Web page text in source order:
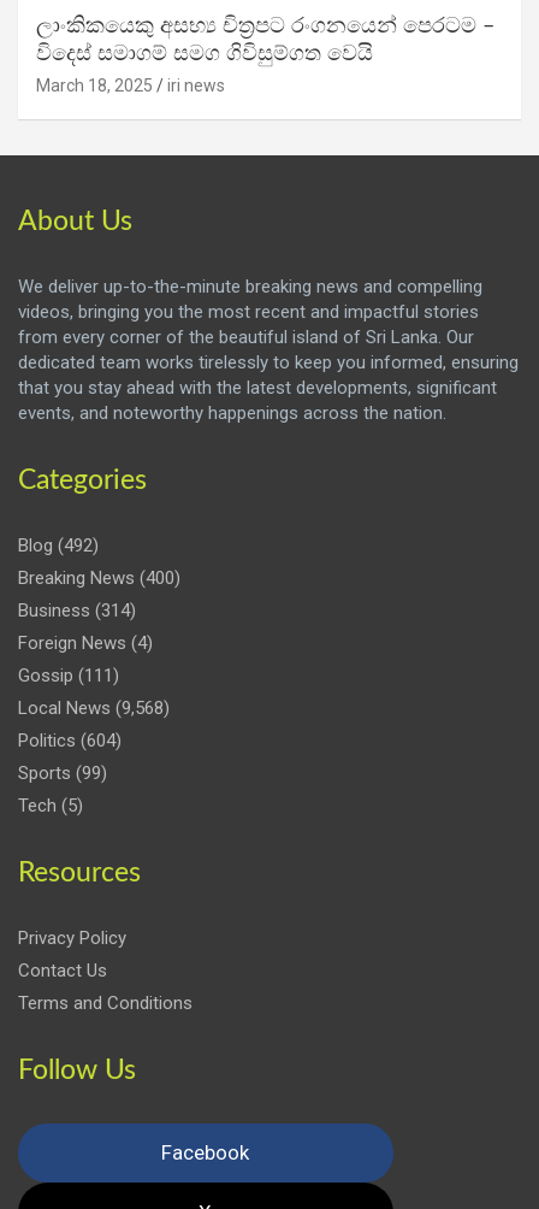
ලාංකිකයෙකු අසභ්‍ය චිත්‍රපට රංගනයෙන් පෙරටම –
විදෙස් සමාගම් සමග ගිවිසුම්ගත වෙයි
March 18, 2025 iri news
About Us
We deliver up-to-the-minute breaking news and compelling
videos, bringing you the most recent and impactful stories
from every corner of the beautiful island of Sri Lanka. Our
dedicated team works tirelessly to keep you informed, ensuring
that you stay ahead with the latest developments, significant
events, and noteworthy happenings across the nation.
Categories
Blog (492)
Breaking News (400)
Business (314)
Foreign News (4)
Gossip (111)
Local News (9,568)
Politics (604)
Sports (99)
Tech (5)
Resources
Privacy Policy
Contact Us
Terms and Conditions
Follow Us
Facebook